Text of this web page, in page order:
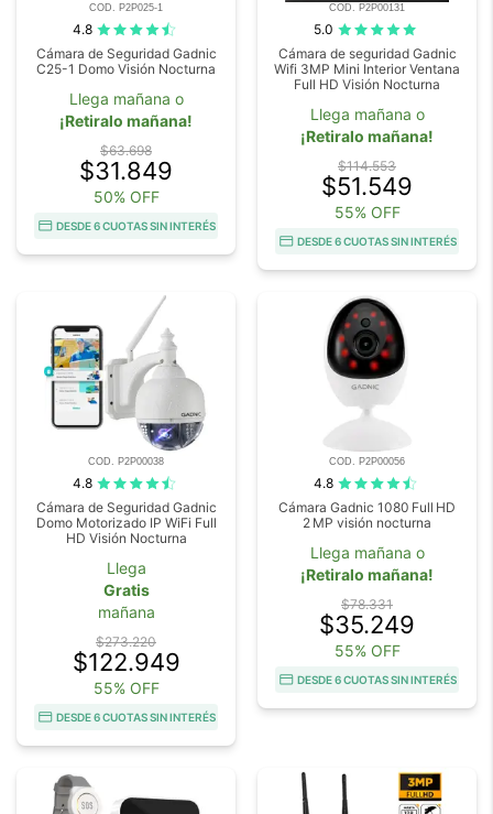
COD. P2P025-1
4.8
Cámara de Seguridad Gadnic
C25-1 Domo Visión Nocturna
Llega mañana o
¡Retiralo mañana!
$63.698
$31.849
50% OFF
DESDE 6 CUOTAS SIN INTERÉS
COD. P2P00131
5.0
Cámara de seguridad Gadnic
Wifi 3MP Mini Interior Ventana
Full HD Visión Nocturna
Llega mañana o
¡Retiralo mañana!
$114.553
$51.549
55% OFF
DESDE 6 CUOTAS SIN INTERÉS
COD. P2P00038
4.8
Cámara de Seguridad Gadnic
Domo Motorizado IP WiFi Full
HD Visión Nocturna
Llega
Gratis
mañana
$273.220
$122.949
55% OFF
DESDE 6 CUOTAS SIN INTERÉS
COD. P2P00056
4.8
Cámara Gadnic 1080 Full HD
2 MP visión nocturna
Llega mañana o
¡Retiralo mañana!
$78.331
$35.249
55% OFF
DESDE 6 CUOTAS SIN INTERÉS